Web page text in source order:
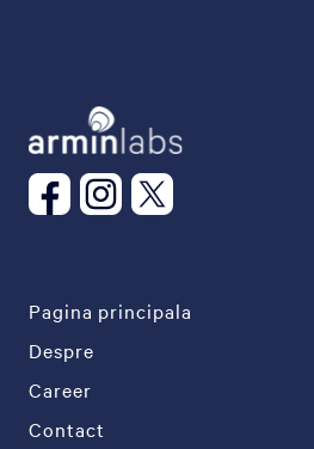
Pagina principala
Despre
Career
Contact